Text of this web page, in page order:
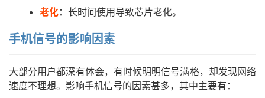
老化：长时间使用导致芯片老化。
手机信号的影响因素
大部分用户都深有体会，有时候明明信号满格，却发现网络
速度不理想。影响手机信号的因素甚多，其中主要有：